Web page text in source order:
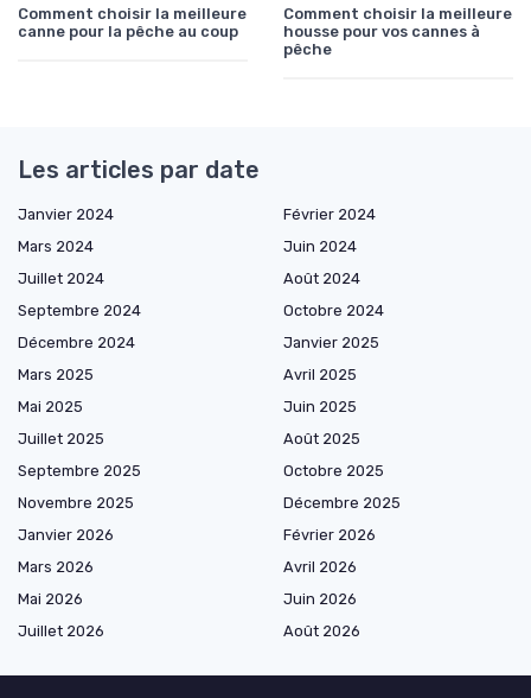
Comment choisir la meilleure
canne pour la pêche au coup
Comment choisir la meilleure
housse pour vos cannes à
pêche
Les articles par date
Janvier 2024
Février 2024
Mars 2024
Juin 2024
Juillet 2024
Août 2024
Septembre 2024
Octobre 2024
Décembre 2024
Janvier 2025
Mars 2025
Avril 2025
Mai 2025
Juin 2025
Juillet 2025
Août 2025
Septembre 2025
Octobre 2025
Novembre 2025
Décembre 2025
Janvier 2026
Février 2026
Mars 2026
Avril 2026
Mai 2026
Juin 2026
Juillet 2026
Août 2026